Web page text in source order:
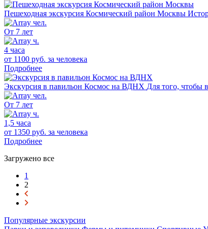
Пешеходная экскурсия Космический район Москвы
От 7 лет
4 часа
от 1100 руб. за человека
Подробнее
Экскурсия в павильон Космос на ВДНХ Для того, чтобы
От 7 лет
1,5 часа
от 1350 руб. за человека
Подробнее
Загружено все
1
2
Популярные экскурсии